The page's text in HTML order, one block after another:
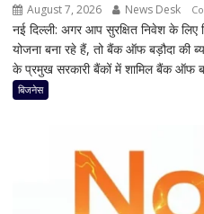
August 7, 2026 News Desk
नई दिल्ली: अगर आप सुरक्षित निवेश के
योजना बना रहे हैं, तो बैंक ऑफ बड़ौदा की
के प्रमुख सरकारी बैंकों में शामिल बैंक ऑफ
बिजनेस